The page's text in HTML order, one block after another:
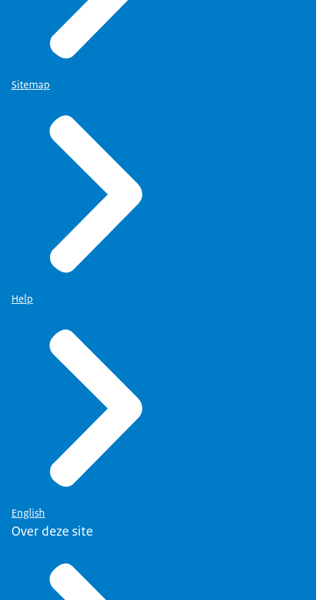
Sitemap
Help
English
Over deze site